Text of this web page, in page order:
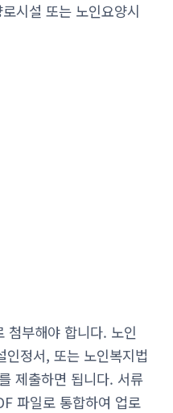
시설 또는 노인요양시
첨부해야 합니다. 노인
정서, 또는 노인복지법
제출하면 됩니다. 서류
파일로 통합하여 업로